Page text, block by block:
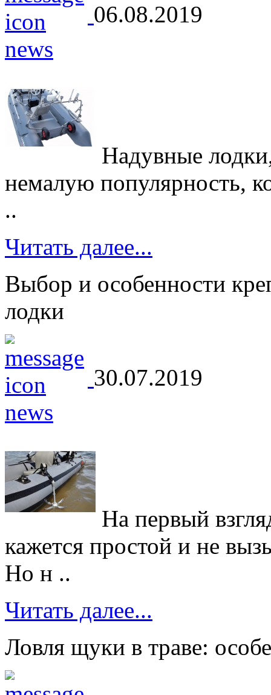
06.08.2019
Надувные
немалую популярность,
..
Читать далее...
Выбор и особенности
лодки
30.07.2019
На первый
кажется простой и не
Но н ..
Читать далее...
Ловля щуки в траве: